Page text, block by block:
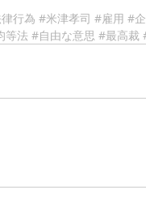
行為 #米津孝司 #雇用 #
等法 #自由な意思 #最高裁